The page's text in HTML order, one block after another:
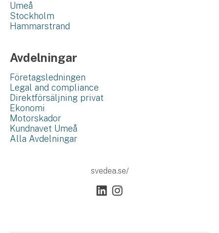
Umeå
Stockholm
Hammarstrand
Avdelningar
Företagsledningen
Legal and compliance
Direktförsäljning privat
Ekonomi
Motorskador
Kundnavet Umeå
Alla Avdelningar
svedea.se/